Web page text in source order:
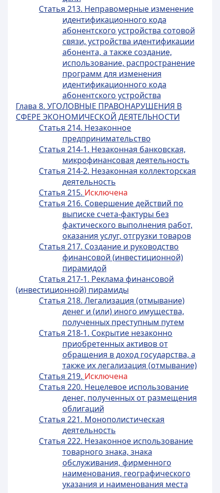
Статья 213. Неправомерные изменение
идентификационного кода
абонентского устройства сотовой
связи, устройства идентификации
абонента, а также создание,
использование, распространение
программ для изменения
идентификационного кода
абонентского устройства
Глава 8. УГОЛОВНЫЕ ПРАВОНАРУШЕНИЯ В
СФЕРЕ ЭКОНОМИЧЕСКОЙ ДЕЯТЕЛЬНОСТИ
Статья 214. Незаконное
предпринимательство
Статья 214-1. Незаконная банковская,
микрофинансовая деятельность
Статья 214-2. Незаконная коллекторская
деятельность
Статья 215. Исключена
Статья 216. Совершение действий по
выписке счета-фактуры без
фактического выполнения работ,
оказания услуг, отгрузки товаров
Статья 217. Создание и руководство
финансовой (инвестиционной)
пирамидой
Статья 217-1. Реклама финансовой
(инвестиционной) пирамиды
Статья 218. Легализация (отмывание)
денег и (или) иного имущества,
полученных преступным путем
Статья 218-1. Сокрытие незаконно
приобретенных активов от
обращения в доход государства, а
также их легализация (отмывание)
Статья 219. Исключена
Статья 220. Нецелевое использование
денег, полученных от размещения
облигаций
Статья 221. Монополистическая
деятельность
Статья 222. Незаконное использование
товарного знака, знака
обслуживания, фирменного
наименования, географического
указания и наименования места